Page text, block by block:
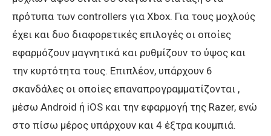
πρότυπα των controllers για Xbox. Για τους μοχλούς
έχει και δυο διαφορετικές επιλογές οι οποίες
εφαρμόζουν μαγνητικά και ρυθμίζουν το ύψος και
την κυρτότητα τους. Επιπλέον, υπάρχουν 6
σκανδάλες οι οποίες επαναπρογραμματίζονται ,
μέσω Αndroid ή iOS και την εφαρμογή της Razer, ενώ
στο πίσω μέρος υπάρχουν και 4 έξτρα κουμπιά.